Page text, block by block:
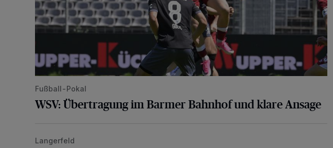
Fußball-Pokal
WSV: Übertragung im Barmer Bahnhof und klare Ansage
Schwerer Unfall mit 2,48 Promille
Langerfeld